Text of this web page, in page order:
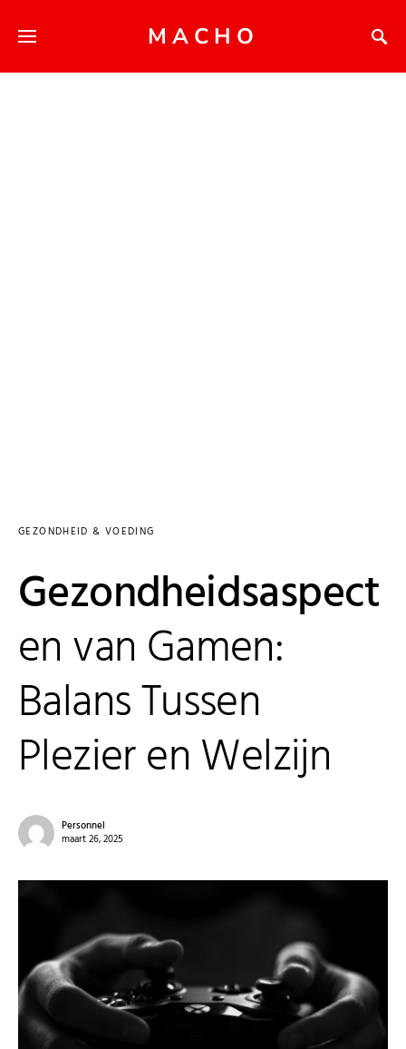
MACHO
GEZONDHEID & VOEDING
Gezondheidsaspect
en van Gamen:
Balans Tussen
Plezier en Welzijn
Personnel
maart 26, 2025